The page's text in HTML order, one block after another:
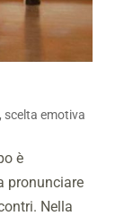
scelta emotiva
è
pronunciare
Nella